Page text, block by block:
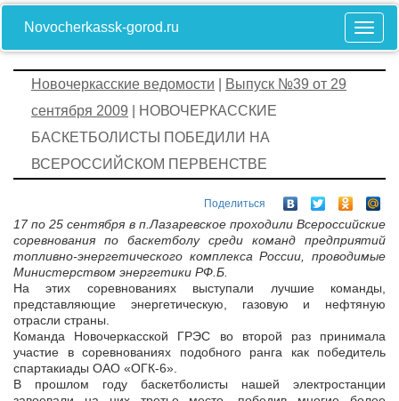
Novocherkassk-gorod.ru
Новочеркасские ведомости
Выпуск №39 от 29
сентября 2009 | НОВОЧЕРКАССКИЕ
БАСКЕТБОЛИСТЫ ПОБЕДИЛИ НА
ВСЕРОССИЙСКОМ ПЕРВЕНСТВЕ
Поделиться
17 по 25 сентября в п.Лазаревское проходили Всероссийские
соревнования по баскетболу среди команд предприятий
топливно-энергетического комплекса России, проводимые
Министерством энергетики РФ.Б.
На этих соревнованиях выступали лучшие команды,
представляющие энергетическую, газовую и нефтяную
отрасли страны.
Команда Новочеркасской ГРЭС во второй раз принимала
участие в соревнованиях подобного ранга как победитель
спартакиады ОАО «ОГК-6».
В прошлом году баскетболисты нашей электростанции